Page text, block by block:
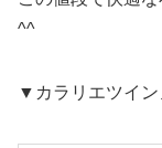
^^
▼カラリエツイン